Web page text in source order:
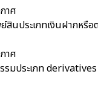
าศ
สินประเภทเงินฝากหรือ
าศ
รมประเภท